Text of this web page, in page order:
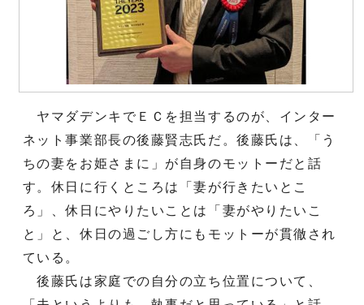
ヤマダデンキでＥＣを担当するのが、インター
ネット事業部長の後藤賢志氏だ。後藤氏は、「う
ちの妻をお姫さまに」が自身のモットーだと話
す。休日に行くところは「妻が行きたいとこ
ろ」、休日にやりたいことは「妻がやりたいこ
と」と、休日の過ごし方にもモットーが貫徹され
ている。
後藤氏は家庭での自分の立ち位置について、